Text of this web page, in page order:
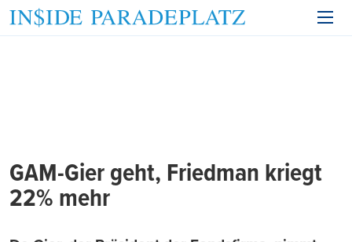
GAM-Gier geht, Friedman kriegt
22% mehr